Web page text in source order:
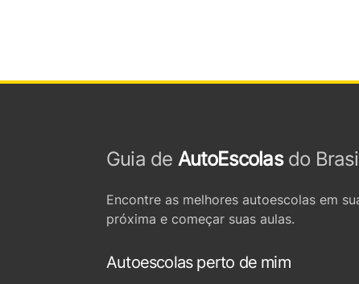
Guia de AutoEscolasdo
Encontre as melhores autoescolas em
próxima e começar suas aulas.
Autoescolas perto de mim